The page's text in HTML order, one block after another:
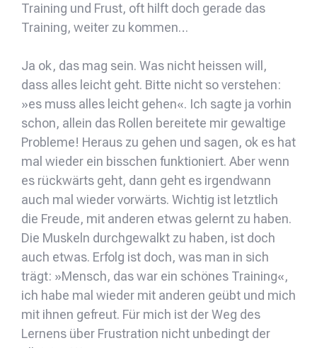
Training und Frust, oft hilft doch gerade das
Training, weiter zu kommen…
Ja ok, das mag sein. Was nicht heissen will,
dass alles leicht geht. Bitte nicht so verstehen:
»es muss alles leicht gehen«. Ich sagte ja vorhin
schon, allein das Rollen bereitete mir gewaltige
Probleme! Heraus zu gehen und sagen, ok es hat
mal wieder ein bisschen funktioniert. Aber wenn
es rückwärts geht, dann geht es irgendwann
auch mal wieder vorwärts. Wichtig ist letztlich
die Freude, mit anderen etwas gelernt zu haben.
Die Muskeln durchgewalkt zu haben, ist doch
auch etwas. Erfolg ist doch, was man in sich
trägt: »Mensch, das war ein schönes Training«,
ich habe mal wieder mit anderen geübt und mich
mit ihnen gefreut. Für mich ist der Weg des
Lernens über Frustration nicht unbedingt der